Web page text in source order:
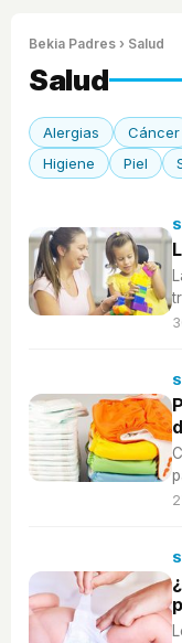
Bekia Padres › Salud
Salud
Alergias Cáncer
Higiene
Piel